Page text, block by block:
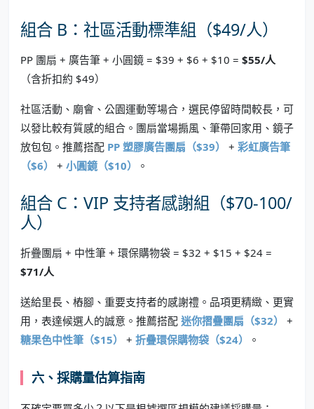
組合 B：社區活動標準組（$49/人）
PP 團扇 + 廣告筆 + 小圓鏡 = $39 + $6 + $10 = $55/人
（含折扣約 $49）
社區活動、廟會、公園運動等場合，選民停留時間較長，可
以發比較有質感的組合。團扇當場搧風、筆帶回家用、鏡子
放包包。推薦搭配 PP 塑膠廣告團扇（$39） + 彩虹廣告筆
（$6）
+ 小圓鏡（$10） 。
組合 C：VIP 支持者感謝組（$70-100/
人）
折疊團扇 + 中性筆 + 環保購物袋 = $32 + $15 + $24 =
$71/人
送給里長、樁腳、重要支持者的感謝禮。品項更精緻、更實
用，表達候選人的誠意。推薦搭配 迷你摺疊團扇（$32）
+
糖果色中性筆（$15）
+ 折疊環保購物袋（$24） 。
六、採購量估算指南